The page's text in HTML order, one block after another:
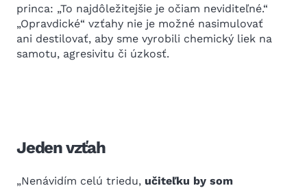
princa: „To najdôležitejšie je očiam neviditeľné.“
„Opravdické“ vzťahy nie je možné nasimulovať
ani destilovať, aby sme vyrobili chemický liek na
samotu, agresivitu či úzkosť.
Jeden vzťah
„Nenávidím celú triedu, učiteľku by som